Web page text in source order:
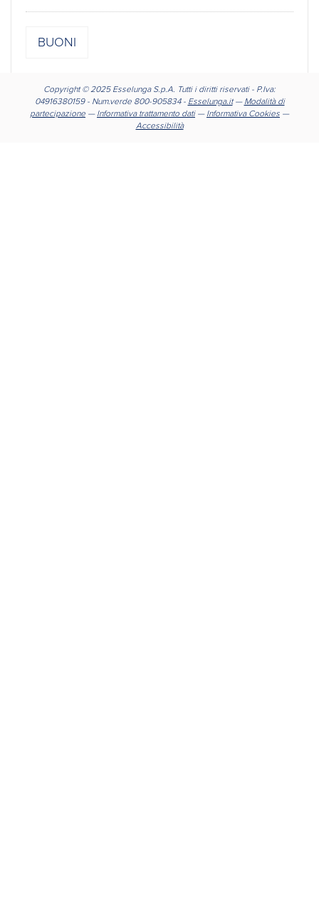
BUONI
Copyright © 2025 Esselunga S.p.A. Tutti i diritti riservati - P.Iva:
04916380159 - Num.verde 800-905834 - Esselunga.it—Modalità di
partecipazione —Informativa trattamento dati—Informativa Cookies —
Accessibilità